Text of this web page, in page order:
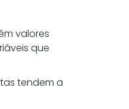
valores
que
tendem a